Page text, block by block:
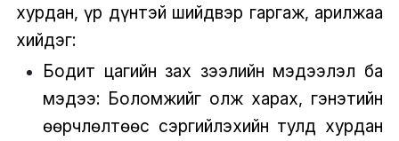
хурдан, үр дүнтэй шийдвэр гаргаж, арилжаа
хийдэг:
Бодит цагийн зах зээлийн мэдээлэл ба
мэдээ: Боломжийг олж харах, гэнэтийн
өөрчлөлтөөс сэргийлэхийн тулд хурдан